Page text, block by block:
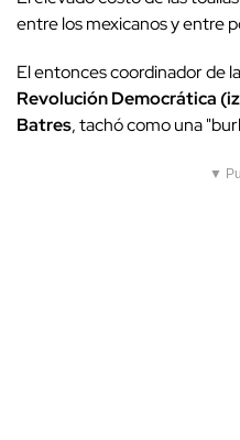
entre los mexicanos y entre
El entonces coordinador de
Revolución Democrática
Batres, tachó como una
▼